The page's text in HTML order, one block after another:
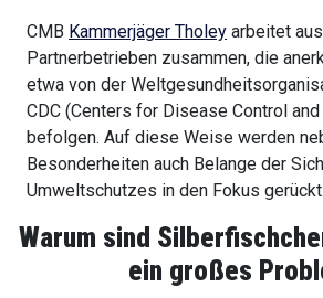
CMB Kammerjäger Tholey arbeitet
Partnerbetrieben zusammen, die
etwa von der
CDC (Centers for Disease Control
befolgen. Auf diese Weise werden
Besonderheiten auch Belange der
Umweltschutzes in den Fokus gerückt.
Warum sind
ein großes